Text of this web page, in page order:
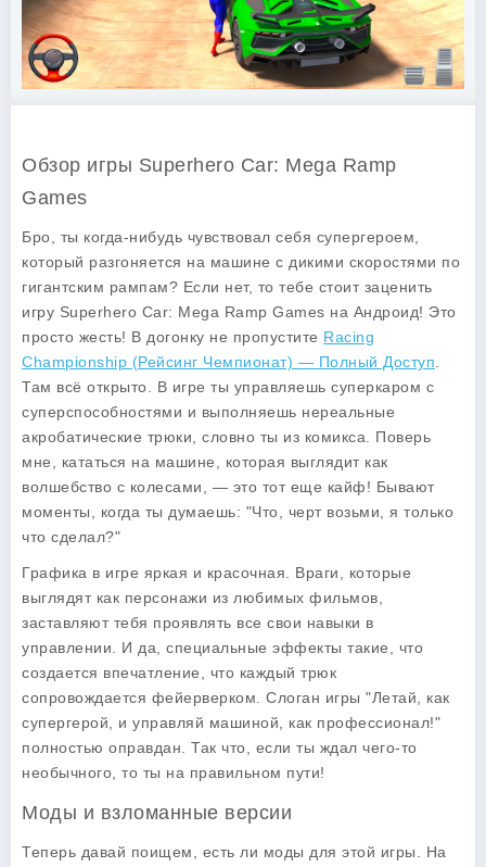
Обзор игры Superhero Car: Mega Ramp
Games
Бро, ты когда-нибудь чувствовал себя супергероем,
который разгоняется на машине с дикими скоростями по
гигантским рампам? Если нет, то тебе стоит заценить
игру Superhero Car: Mega Ramp Games на Андроид! Это
просто жесть! В догонку не пропустите Racing
Championship (Рейсинг Чемпионат) — Полный Доступ
Там всё открыто. В игре ты управляешь суперкаром с
суперспособностями и выполняешь нереальные
акробатические трюки, словно ты из комикса. Поверь
мне, кататься на машине, которая выглядит как
волшебство с колесами, — это тот еще кайф! Бывают
моменты, когда ты думаешь: "Что, черт возьми, я только
что сделал?"
Графика в игре яркая и красочная. Враги, которые
выглядят как персонажи из любимых фильмов,
заставляют тебя проявлять все свои навыки в
управлении. И да, специальные эффекты такие, что
создается впечатление, что каждый трюк
сопровождается фейерверком. Слоган игры "Летай, как
супергерой, и управляй машиной, как профессионал!"
полностью оправдан. Так что, если ты ждал чего-то
необычного, то ты на правильном пути!
Моды и взломанные версии
Теперь давай поищем, есть ли моды для этой игры. На